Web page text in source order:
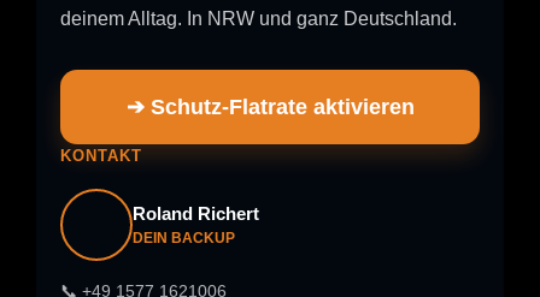
deinem Alltag. In NRW und ganz Deutschland.
➔ Schutz-Flatrate aktivieren
KONTAKT
Roland Richert
DEIN BACKUP
📞 +49 1577 1621006